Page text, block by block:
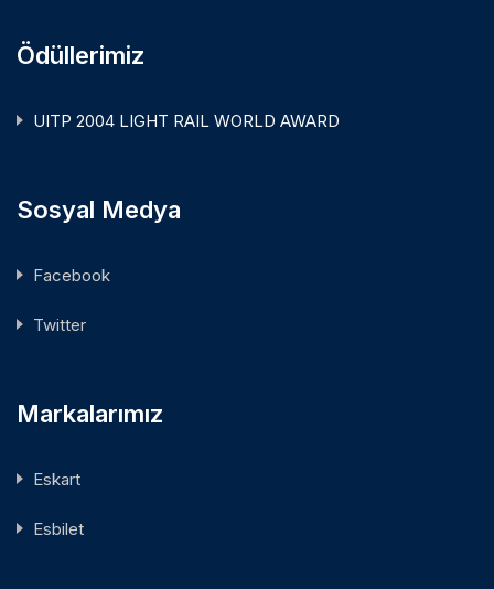
Ödüllerimiz
UITP 2004 LIGHT RAIL WORLD AWARD
Sosyal Medya
Facebook
Twitter
Markalarımız
Eskart
Esbilet